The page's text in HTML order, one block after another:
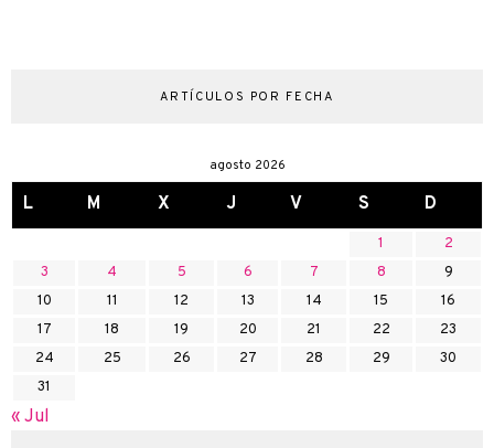
ARTÍCULOS POR FECHA
agosto 2026
L M X J V S D
1
2
3
4 5 6 7 8
9
10
11 12 13 14 15
16
17
18 19 20 21 22
23
24
25 26 27 28 29
30
31
« Jul